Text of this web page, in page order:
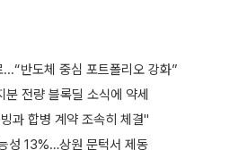
반도체 중심 포트폴리오 강화”
전량 블록딜 소식에 약세
과 합병 계약 조속히 체결"
성 13%…상원 문턱서 제동